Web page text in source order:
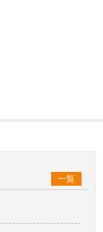
一覧